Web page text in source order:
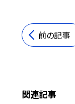
前の記事
関連記事